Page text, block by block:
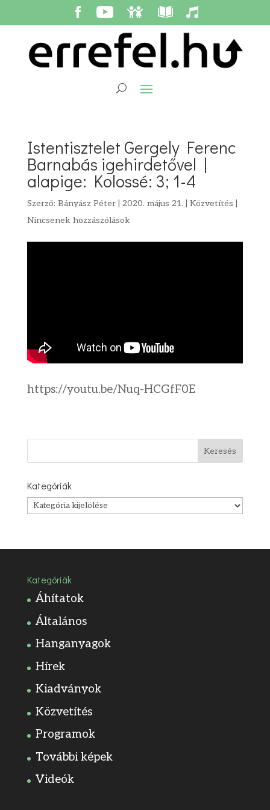
Istentisztelet Gergely Ferenc
Barnabás igehirdetővel |
alapige: Kolossé: 3; 1-4
Szerző: Bányász Péter| 2020. május 21. Közvetítés
Nincsenek hozzászólások
https://youtu.be/Nuq-HCGfF0E
Kategóriák
Kategóriák
Kategóriák
Áhítatok
Általános
Hanganyagok
Hírek
Kiadványok
Közvetítés
Programok
További képek
Videók